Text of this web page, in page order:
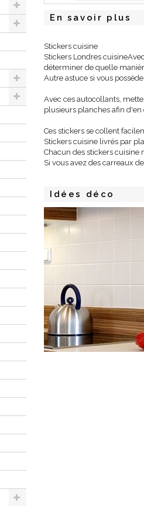
En savoir plus
Stickers cuisine
Stickers Londres
déterminer de quelle
Autre astuce si vous
Avec ces autocollants,
plusieurs planches afin d'en
Ces stickers se collent
Stickers cuisine livrés par
Chacun des stickers cuisine
Si vous avez des carreaux
Idées déco